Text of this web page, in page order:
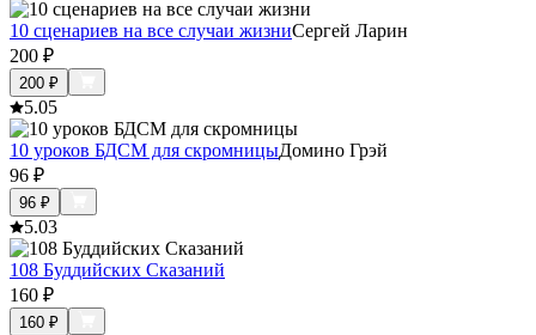
10 сценариев на все случаи жизниСергей Ларин
200 ₽
200 ₽
5.05
10 уроков БДСМ для скромницыДомино Грэй
96 ₽
96 ₽
5.03
108 Буддийских Сказаний
160 ₽
160 ₽